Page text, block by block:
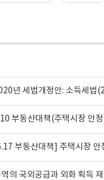
년 세법개정안: 소득세법
부동산대책(주택시장 안
부동산대책] 주택시장 안
의 국외공급과 외화 획득